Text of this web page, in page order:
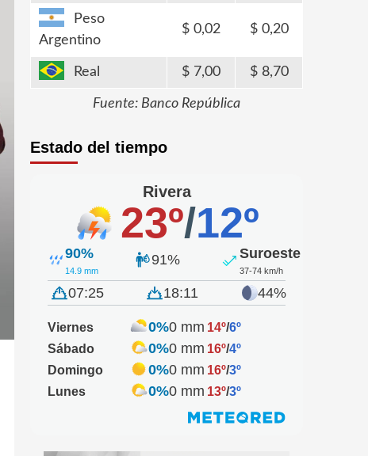
Peso
Argentino
0,02 0,20
Real 7,00 8,70
Fuente: Banco República
Estado del tiempo
Rivera
23º/12º
90%
14.9 mm
91% Suroeste
37-74 km/h
07:25 18:11 44%
Viernes 0%0 mm 14º/6º
Sábado
0%0 mm 16º/4º
Domingo
0%0 mm 16º/3º
Lunes
0%0 mm 13º/3º